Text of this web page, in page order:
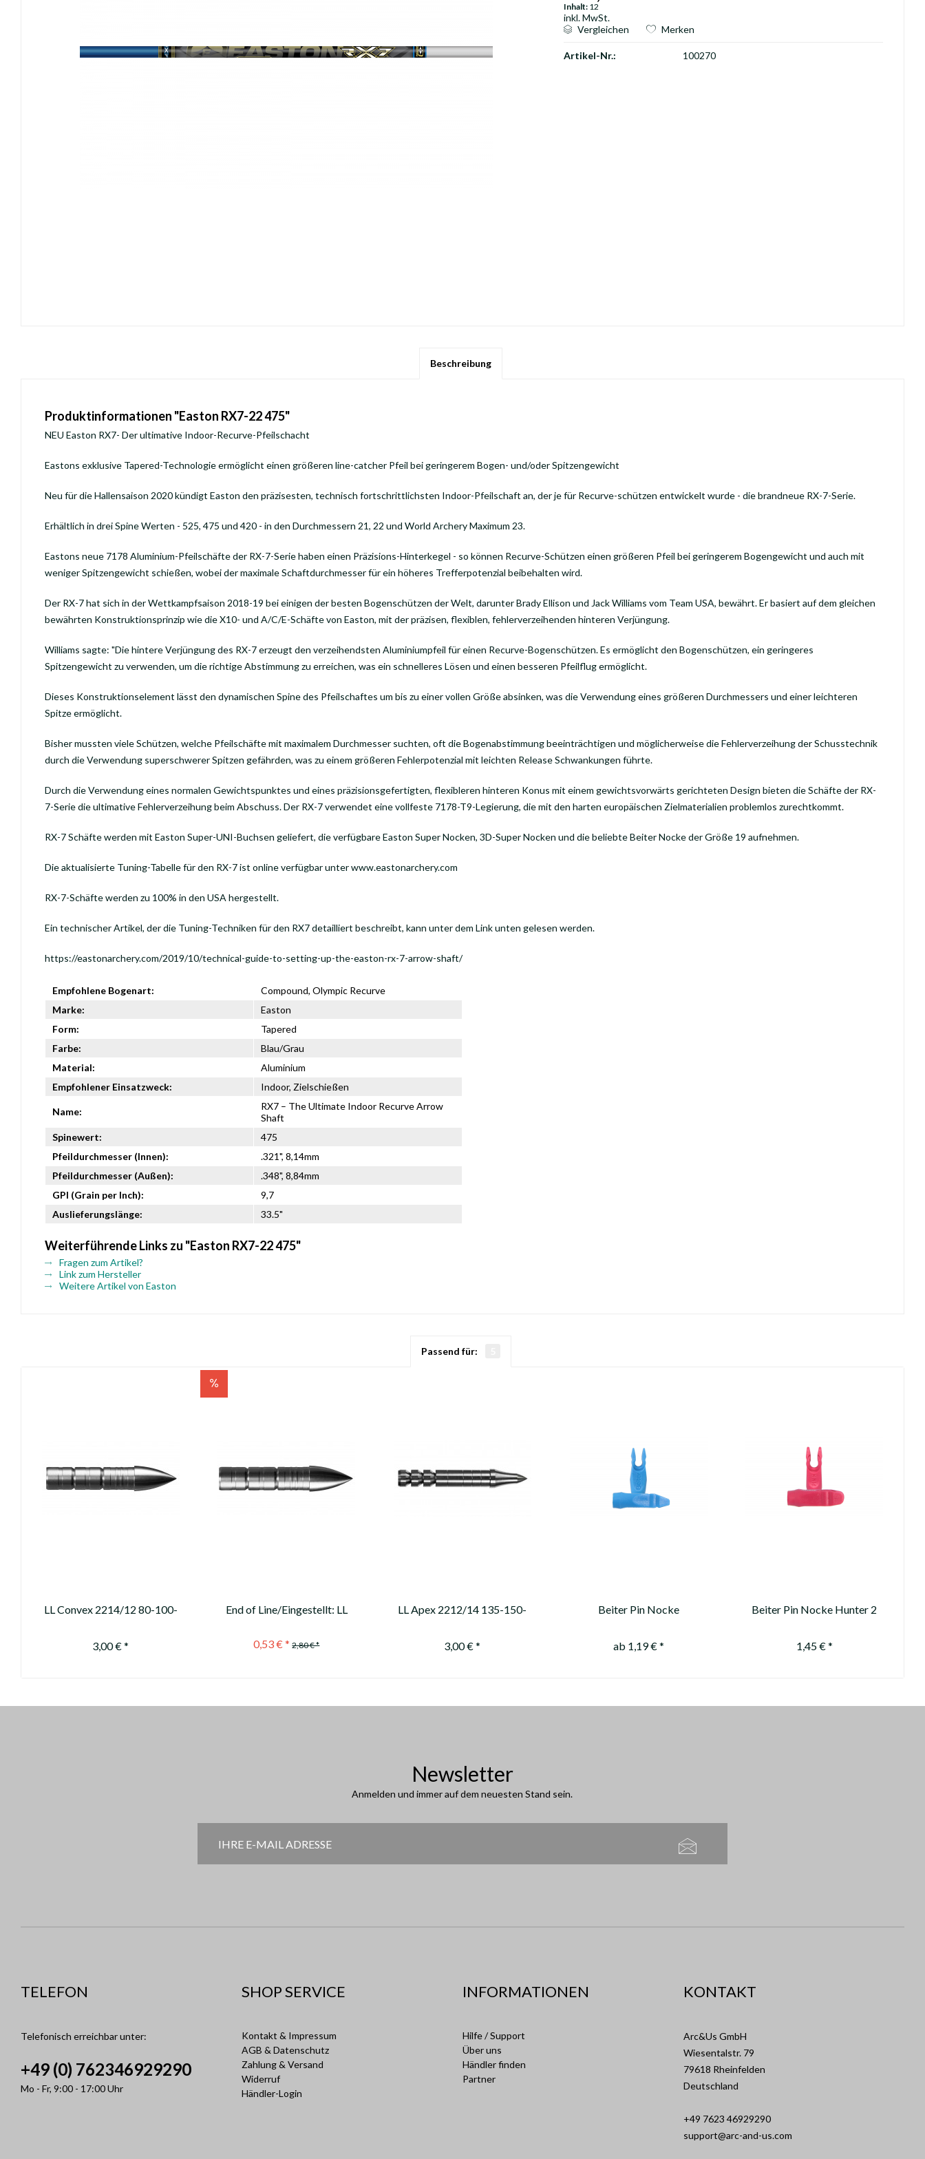
Inhalt: 12
inkl. MwSt.
Vergleichen
Merken
Artikel-Nr.: 100270
Beschreibung
Produktinformationen "Easton RX7-22 475"
NEU Easton RX7- Der ultimative Indoor-Recurve-Pfeilschacht
Eastons exklusive Tapered-Technologie ermöglicht einen größeren line-catcher Pfeil bei geringerem Bogen- und/oder Spitzengewicht
Neu für die Hallensaison 2020 kündigt Easton den präzisesten, technisch fortschrittlichsten Indoor-Pfeilschaft an, der je für Recurve-schützen entwickelt wurde - die brandneue RX-7-Serie.
Erhältlich in drei Spine Werten - 525, 475 und 420 - in den Durchmessern 21, 22 und World Archery Maximum 23.
Eastons neue 7178 Aluminium-Pfeilschäfte der RX-7-Serie haben einen Präzisions-Hinterkegel - so können Recurve-Schützen einen größeren Pfeil bei geringerem Bogengewicht und auch mit
weniger Spitzengewicht schießen, wobei der maximale Schaftdurchmesser für ein höheres Trefferpotenzial beibehalten wird.
Der RX-7 hat sich in der Wettkampfsaison 2018-19 bei einigen der besten Bogenschützen der Welt, darunter Brady Ellison und Jack Williams vom Team USA, bewährt. Er basiert auf dem gleichen
bewährten Konstruktionsprinzip wie die X10- und A/C/E-Schäfte von Easton, mit der präzisen, flexiblen, fehlerverzeihenden hinteren Verjüngung.
Williams sagte: "Die hintere Verjüngung des RX-7 erzeugt den verzeihendsten Aluminiumpfeil für einen Recurve-Bogenschützen. Es ermöglicht den Bogenschützen, ein geringeres
Spitzengewicht zu verwenden, um die richtige Abstimmung zu erreichen, was ein schnelleres Lösen und einen besseren Pfeilflug ermöglicht.
Dieses Konstruktionselement lässt den dynamischen Spine des Pfeilschaftes um bis zu einer vollen Größe absinken, was die Verwendung eines größeren Durchmessers und einer leichteren
Spitze ermöglicht.
Bisher mussten viele Schützen, welche Pfeilschäfte mit maximalem Durchmesser suchten, oft die Bogenabstimmung beeinträchtigen und möglicherweise die Fehlerverzeihung der Schusstechnik
durch die Verwendung superschwerer Spitzen gefährden, was zu einem größeren Fehlerpotenzial mit leichten Release Schwankungen führte.
Durch die Verwendung eines normalen Gewichtspunktes und eines präzisionsgefertigten, flexibleren hinteren Konus mit einem gewichtsvorwärts gerichteten Design bieten die Schäfte der RX-
7-Serie die ultimative Fehlerverzeihung beim Abschuss. Der RX-7 verwendet eine vollfeste 7178-T9-Legierung, die mit den harten europäischen Zielmaterialien problemlos zurechtkommt.
RX-7 Schäfte werden mit Easton Super-UNI-Buchsen geliefert, die verfügbare Easton Super Nocken, 3D-Super Nocken und die beliebte Beiter Nocke der Größe 19 aufnehmen.
Die aktualisierte Tuning-Tabelle für den RX-7 ist online verfügbar unter www.eastonarchery.com
RX-7-Schäfte werden zu 100% in den USA hergestellt.
Ein technischer Artikel, der die Tuning-Techniken für den RX7 detailliert beschreibt, kann unter dem Link unten gelesen werden.
https://eastonarchery.com/2019/10/technical-guide-to-setting-up-the-easton-rx-7-arrow-shaft/
Empfohlene Bogenart:
Compound, Olympic Recurve
Marke:
Easton
Form:
Tapered
Farbe:
Blau/Grau
Material:
Aluminium
Empfohlener Einsatzweck:
Indoor, Zielschießen
Name:
RX7 – The Ultimate Indoor Recurve Arrow
Shaft
Spinewert:
475
Pfeildurchmesser (Innen):
.321", 8,14mm
Pfeildurchmesser (Außen):
.348", 8,84mm
GPI (Grain per Inch):
9,7
Auslieferungslänge:
33.5"
Weiterführende Links zu "Easton RX7-22 475"
Fragen zum Artikel?
Link zum Hersteller
Weitere Artikel von Easton
Passend für:
LL Convex 2214/12 80-100-
3,00 € *
End of Line/Eingestellt: LL
0,53 € * 2,80 € *
LL Apex 2212/14 135-150-
3,00 € *
Beiter Pin Nocke
ab 1,19 € *
Beiter Pin Nocke Hunter 2
1,45 € *
Newsletter
Anmelden und immer auf dem neuesten Stand sein.
TELEFON
Telefonisch erreichbar unter:
+49 (0) 762346929290
Mo - Fr, 9:00 - 17:00 Uhr
SHOP SERVICE
Kontakt & Impressum
AGB & Datenschutz
Zahlung & Versand
Widerruf
Händler-Login
INFORMATIONEN
Hilfe / Support
Über uns
Händler finden
Partner
KONTAKT
Arc&Us GmbH
Wiesentalstr. 79
79618 Rheinfelden
Deutschland
+49 7623 46929290
support@arc-and-us.com